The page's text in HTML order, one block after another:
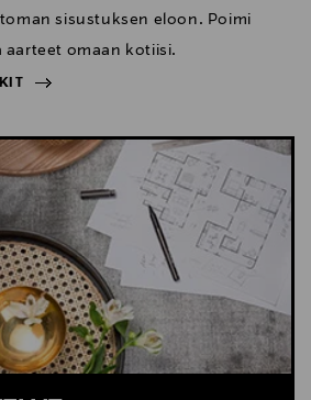
sisustuksen eloon. Poimi
omaan kotiisi.